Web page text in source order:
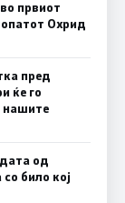
првиот
Охрид
пред
ќе го
нашите
од
било кој